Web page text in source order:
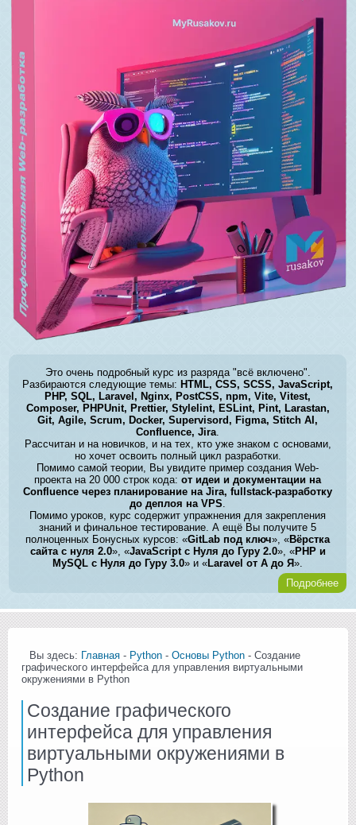
Это очень подробный курс из разряда "всё включено".
Разбираются следующие темы: HTML, CSS, SCSS, JavaScript,
PHP, SQL, Laravel, Nginx, PostCSS, npm, Vite, Vitest,
Composer, PHPUnit, Prettier, Stylelint, ESLint, Pint, Larastan,
Git, Agile, Scrum, Docker, Supervisord, Figma, Stitch AI,
Confluence, Jira.
Рассчитан и на новичков, и на тех, кто уже знаком с основами,
но хочет освоить полный цикл разработки.
Помимо самой теории, Вы увидите пример создания Web-
проекта на 20 000 строк кода:от идеи и документации на
Confluence через планирование на Jira, fullstack-разработку
до деплоя на VPS.
Помимо уроков, курс содержит упражнения для закрепления
знаний и финальное тестирование. А ещё Вы получите 5
полноценных Бонусных курсов: «GitLab под ключ», «Вёрстка
сайта с нуля 2.0», «JavaScript с Нуля до Гуру 2.0», «PHP и
MySQL с Нуля до Гуру 3.0» и «Laravel от А до Я».
Подробнее
Вы здесь: Главная - Python - Основы Python - Создание
графического интерфейса для управления виртуальными
окружениями в Python
Создание графического
интерфейса для управления
виртуальными окружениями в
Python